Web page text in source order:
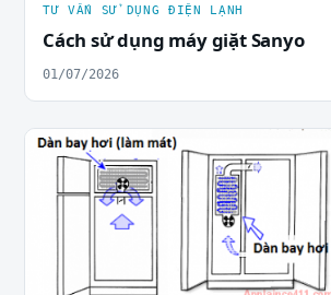
TƯ VẤN SỬ DỤNG ĐIỆN LẠNH
Cách sử dụng máy giặt Sanyo
01/07/2026